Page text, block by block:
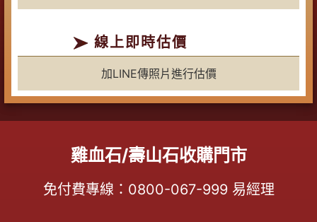
線上即時估價
加LINE傳照片進行估價
雞血石/壽山石收購門市
免付費專線： 0800-067-999易經理